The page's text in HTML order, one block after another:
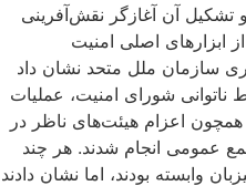
باقی ماند و تشکیل آن آغازگر نقش‌آفرینی
ابزارهای اصلی امنیت
سازمان ملل متحد نشان داد
شورای امنیت، عملیات
اعزام هیئت‌های ناظر در
عمومی انجام شدند. هر چند
وابسته بودند، اما نشان دادند